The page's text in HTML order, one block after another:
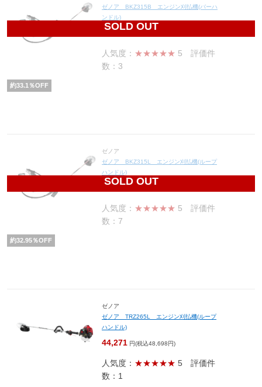
SOLD OUT
ゼノア BKZ315B エンジン刈払機(バーハ
ンドル)
69,573
人気度： ★★★★★ 5 評価件
数：3
約33.1 ％OFF
SOLD OUT
ゼノア
ゼノア BKZ315L エンジン刈払機(ループ
ハンドル)
68,393
人気度： ★★★★★ 5 評価件
数：7
約32.95％OFF
ゼノア
ゼノア TRZ265L エンジン刈払機(ループ
ハンドル)
44,271 円(税込48,698円)
人気度： ★★★★★ 5 評価件
数：1